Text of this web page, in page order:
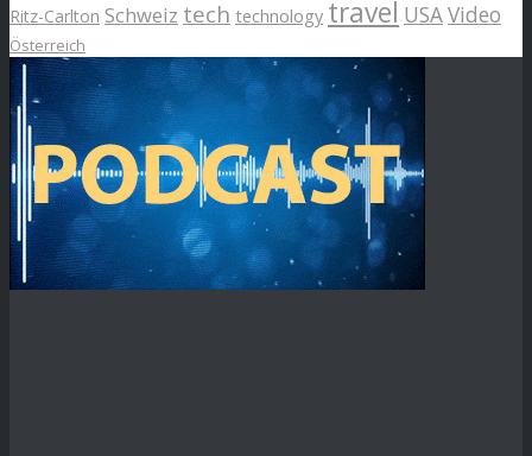
Ritz-Carlton Schweiz tech technology travel USAVideo
Österreich